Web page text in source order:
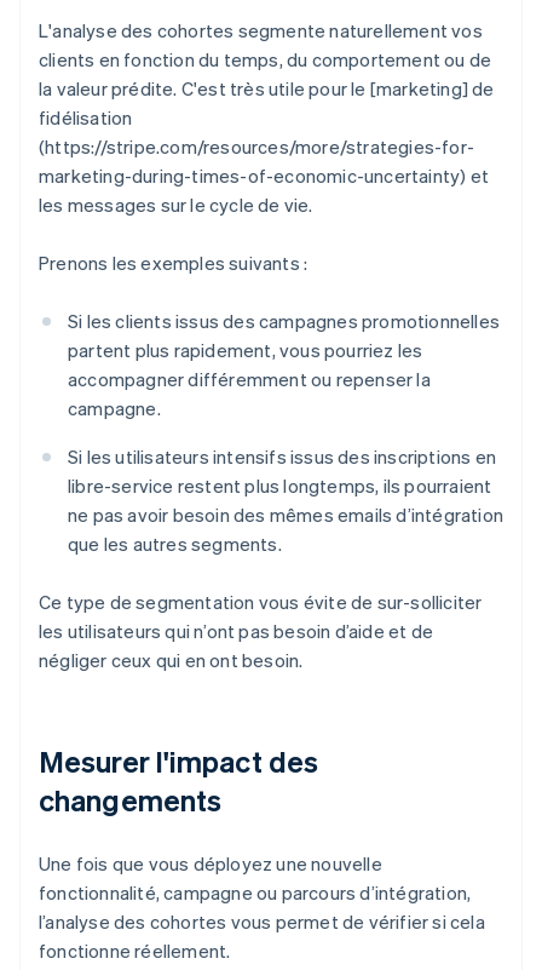
L'analyse des cohortes segmente naturellement vos
clients en fonction du temps, du comportement ou de
la valeur prédite. C'est très utile pour le [marketing] de
fidélisation
(https://stripe.com/resources/more/strategies-for-
marketing-during-times-of-economic-uncertainty) et
les messages sur le cycle de vie.
Prenons les exemples suivants :
Si les clients issus des campagnes promotionnelles
partent plus rapidement, vous pourriez les
accompagner différemment ou repenser la
campagne.
Si les utilisateurs intensifs issus des inscriptions en
libre-service restent plus longtemps, ils pourraient
ne pas avoir besoin des mêmes emails d’intégration
que les autres segments.
Ce type de segmentation vous évite de sur-solliciter
les utilisateurs qui n’ont pas besoin d’aide et de
négliger ceux qui en ont besoin.
Mesurer l'impact des
changements
Une fois que vous déployez une nouvelle
fonctionnalité, campagne ou parcours d’intégration,
l’analyse des cohortes vous permet de vérifier si cela
fonctionne réellement.